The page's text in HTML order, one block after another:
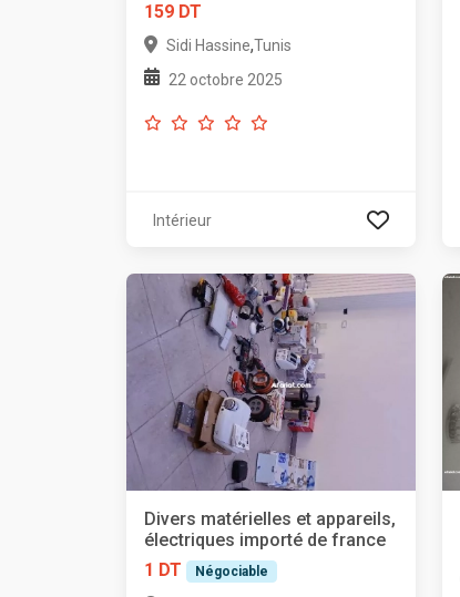
159 DT
Sidi Hassine,Tunis
22 octobre 2025
Intérieur
Divers matérielles et appareils,
électriques importé de france
1 DT
Négociable